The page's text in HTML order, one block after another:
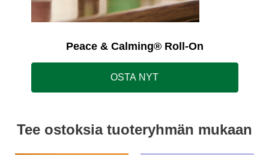
Peace & Calming® Roll-On
OSTA NYT
Tee ostoksia tuoteryhmän mukaan